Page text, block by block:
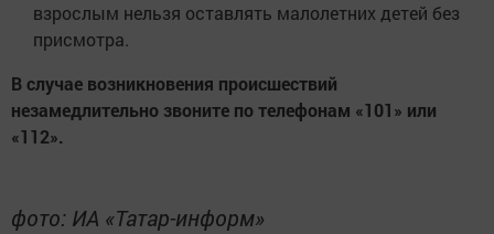
взрослым нельзя оставлять малолетних детей без
присмотра.
В случае возникновения происшествий
незамедлительно звоните по телефонам «101» или
«112».
фото: ИА «Татар-информ»